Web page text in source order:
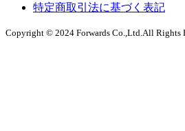
特定商取引法に基づく表記
Copyright © 2024 Forwards Co.,Ltd.All Rights